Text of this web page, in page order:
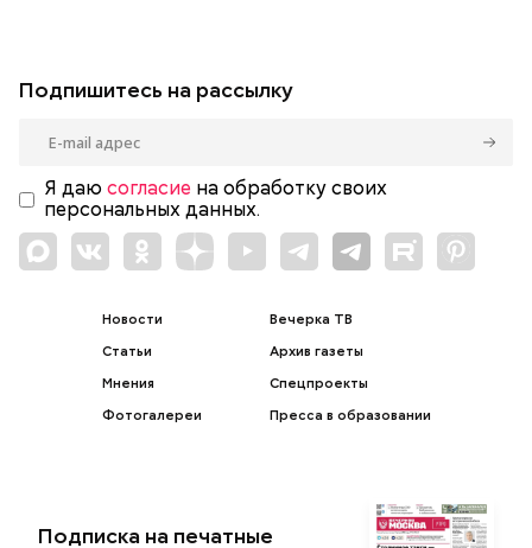
Подпишитесь на рассылку
Я даю согласие на обработку своих
персональных данных.
Новости
Статьи
Мнения
Фотогалереи
Вечерка ТВ
Архив газеты
Спецпроекты
Пресса в образовании
Подписка на печатные